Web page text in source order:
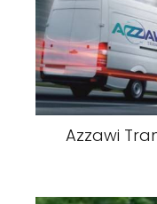
Azzawi